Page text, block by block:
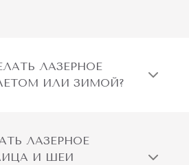
ЛАЗЕРНОЕ
ИЛИ ЗИМОЙ?
ЛАЗЕРНОЕ
И ШЕИ